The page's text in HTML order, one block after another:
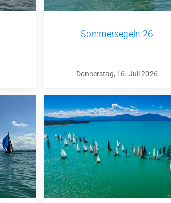
Sommersegeln 26
Donnerstag, 16. Juli 2026